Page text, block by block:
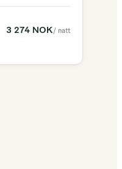
3 274 NOK/ natt